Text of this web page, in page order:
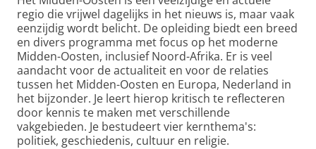
regio die vrijwel dagelijks in het nieuws is, maar vaak
eenzijdig wordt belicht. De opleiding biedt een breed
en divers programma met focus op het moderne
Midden-Oosten, inclusief Noord-Afrika. Er is veel
aandacht voor de actualiteit en voor de relaties
tussen het Midden-Oosten en Europa, Nederland in
het bijzonder. Je leert hierop kritisch te reflecteren
door kennis te maken met verschillende
vakgebieden. Je bestudeert vier kernthema's:
politiek, geschiedenis, cultuur en religie.